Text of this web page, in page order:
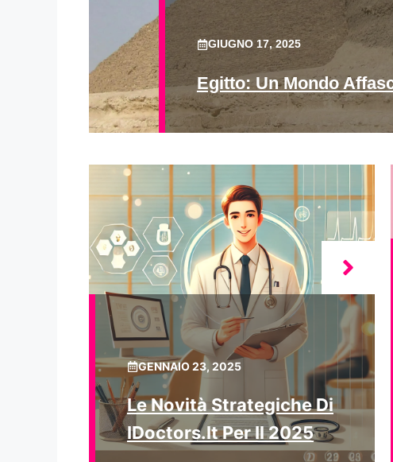
GIUGNO 17, 2025
Egitto: Un Mondo
GENNAIO 23, 2025
Le Novità Strategiche Di
IDoctors.it Per Il 2025